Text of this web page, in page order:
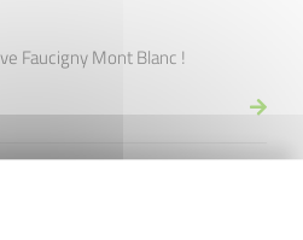
Faucigny Mont Blanc !